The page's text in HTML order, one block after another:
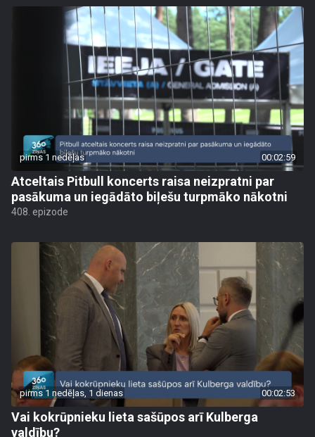
pirms 1 nedēļas 00:02:59
Atceltais Pitbull koncerts raisa neizpratni par
pasākuma un iegādāto biļešu turpmāko nākotni
408. epizode
pirms 1 nedēļas, 1 dienas 00:02:53
Vai kokrūpnieku lieta sašūpos arī Kulberga
valdību?